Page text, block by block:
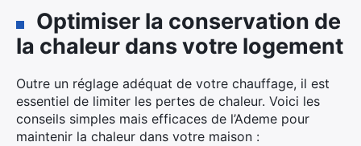
Optimiser la conservation de
la chaleur dans votre logement
Outre un réglage adéquat de votre chauffage, il est
essentiel de limiter les pertes de chaleur. Voici les
conseils simples mais efficaces de l’Ademe pour
maintenir la chaleur dans votre maison :